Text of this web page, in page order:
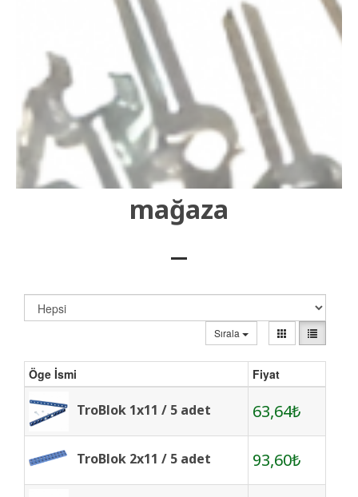
mağaza
Sırala
Öge İsmi Fiyat
TroBlok 1x11 / 5 adet 63,64₺
TroBlok 2x11 / 5 adet 93,60₺